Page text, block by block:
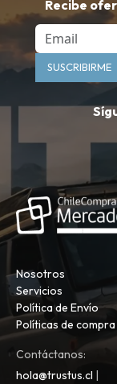
Recibe
Email
SUSCRIBIRME
Nosotros
Servicios
Política de Envío
Políticas de compra
Contáctanos:
hola@trustus.cl |